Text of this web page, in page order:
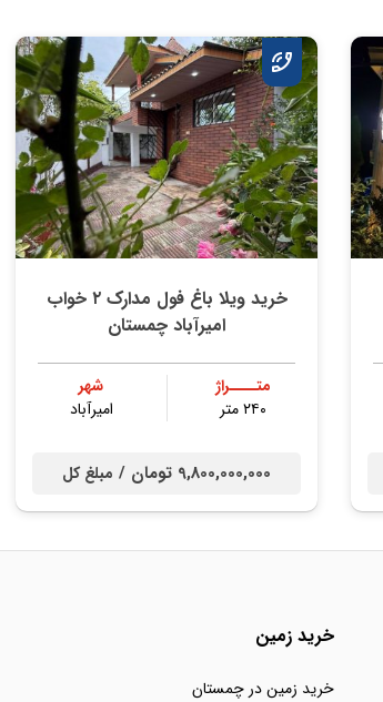
خرید ویلا باغ فول مدارک ۲ خواب
امیرآباد چمستان
متــــراژ
۲۴۰ متر
شهر
امیرآباد
9,800,000,000 تومان / مبلغ کل
خرید زمین
خرید زمین در چمستان